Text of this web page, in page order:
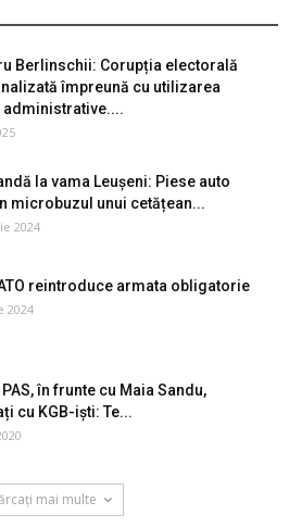
Berlinschii: Corupția electorală
împreună cu utilizarea
la vama Leușeni: Piese auto
microbuzul unui cetățean...
2024
reintroduce armata obligatorie
2024
în frunte cu Maia Sandu,
cu KGB-iști: Te...
mai multe